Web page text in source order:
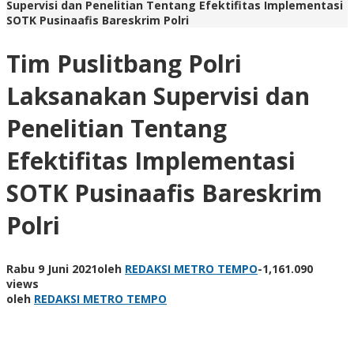
Supervisi dan Penelitian Tentang Efektifitas Implementasi
SOTK Pusinaafis Bareskrim Polri
Tim Puslitbang Polri
Laksanakan Supervisi dan
Penelitian Tentang
Efektifitas Implementasi
SOTK Pusinaafis Bareskrim
Polri
Rabu 9 Juni 2021oleh REDAKSI METRO TEMPO-1,161.090
views
oleh REDAKSI METRO TEMPO